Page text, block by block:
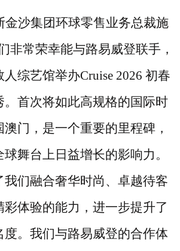
金沙集团环球零售业务总裁施
非常荣幸能与路易威登联手，
综艺馆举办Cruise 2026 初春
。首次将如此高规格的国际时
门，是一个重要的里程碑，
舞台上日益增长的影响力。
我们融合奢华时尚、卓越待客
彩体验的能力，进一步提升了
度。我们与路易威登的合作体